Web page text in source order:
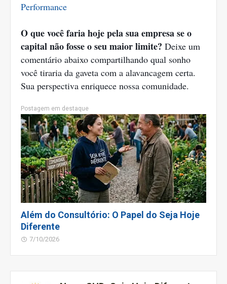
Performance
O que você faria hoje pela sua empresa se o
capital não fosse o seu maior limite? Deixe um
comentário abaixo compartilhando qual sonho
você tiraria da gaveta com a alavancagem certa.
Sua perspectiva enriquece nossa comunidade.
Postagem em destaque
Além do Consultório: O Papel do Seja Hoje
Diferente
7/10/2026